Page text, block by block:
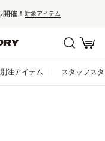
催！ 対象アイテム
別注アイテム スタッフス